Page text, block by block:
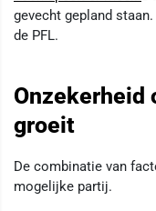
gevecht gepland
de PFL.
Onzekerheid
groeit
De combinatie van
mogelijke partij.